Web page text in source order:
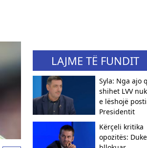
LAJME TË FUNDIT
Syla: Nga ajo
shihet LVV
e lëshojë
Presidentit
Kërçeli kritika
opozitës: Duke